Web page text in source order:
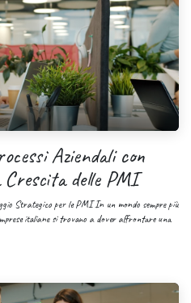
Aziendali con
Crescita delle PMI
Strategico per le PMI In un mondo sempre più
italiane si trovano a dover affrontare una